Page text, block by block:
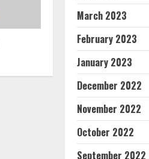
March 2023
February 2023
January 2023
December 2022
November 2022
October 2022
September 2022